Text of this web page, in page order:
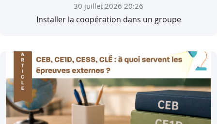
30 juillet 2026 20:26
Installer la coopération dans un groupe